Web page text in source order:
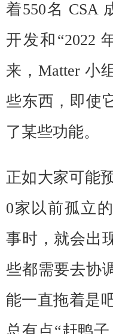
着550名 CSA
开发和“2022
来，Matter 小
些东西，即使
了某些功能。
正如大家可能
0家以前孤立
事时，就会出
些都需要去协
能一直拖着是